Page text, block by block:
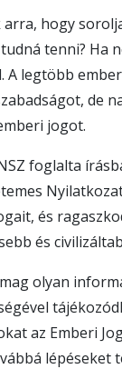
hogy
tenni? Ha
A legtöbb
de
jogot.
foglalta
és
és
olyan
az Emberi
lépéseket